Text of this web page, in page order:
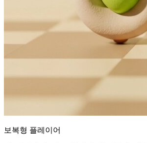
보복형 플레이어